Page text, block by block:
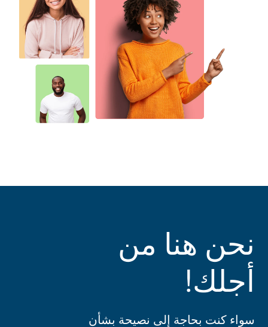
نحن هنا من
أجلك!
سواء كنت بحاجة إلى نصيحة بشأن